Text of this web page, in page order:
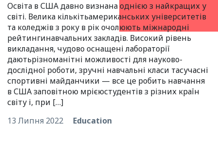
Освіта в США давно визнана однією з найкращих у
світі. Велика кількітьамериканських університетів
та коледжів з року в рік очолюють міжнародні
рейтингинавчальних закладів. Високий рівень
викладання, чудово оснащені лабораторії
даютьрізноманітні можливості для науково-
дослідної роботи, зручні навчальні класи тасучасні
спортивні майданчики — все це робить навчання
в США заповітною мрієюстудентів з різних країн
світу і, при […]
13 Липня 2022
Education